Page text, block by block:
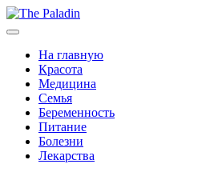
На главную
Красота
Медицина
Семья
Беременность
Питание
Болезни
Лекарства